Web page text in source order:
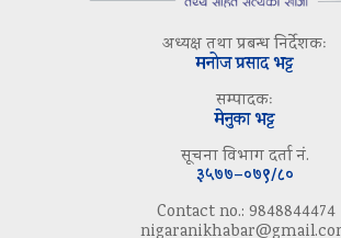
अध्यक्ष तथा प्रबन्ध निर्देशकः
मनोज प्रसाद भट्ट
सम्पादकः
मेनुका भट्ट
सूचना विभाग दर्ता नं.
३५७७–०७९/८०
Contact no.: 9848844474